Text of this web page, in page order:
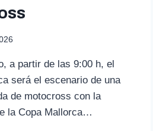
a partir de las 9:00 h, el
será el escenario de una
de motocross con la
la Copa Mallorca…